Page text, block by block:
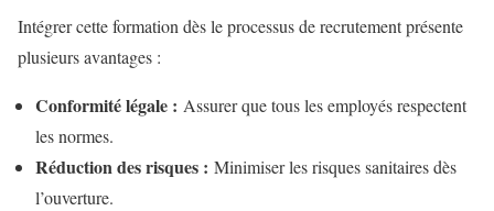
Intégrer cette formation dès le processus de recrutement présente
plusieurs avantages :
Conformité légale : Assurer que tous les employés respectent
les normes.
Réduction des risques : Minimiser les risques sanitaires dès
l’ouverture.